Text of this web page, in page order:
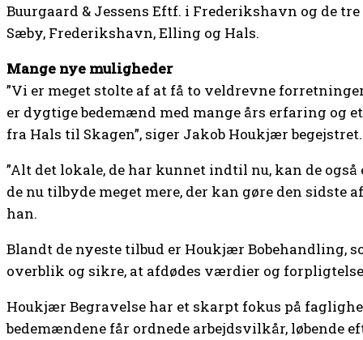
Buurgaard & Jessens Eftf. i Frederikshavn og de
Sæby, Frederikshavn, Elling og Hals.
Mange nye muligheder
”Vi er meget stolte af at få to veldrevne
er dygtige bedemænd med mange års erfaring og
fra Hals til Skagen”, siger Jakob Houkjær begejstret.
”Alt det lokale, de har kunnet indtil nu, kan de også
de nu tilbyde meget mere, der kan gøre den sidste
han.
Blandt de nyeste tilbud er Houkjær Bobehandling,
overblik og sikre, at afdødes værdier og
Houkjær Begravelse har et skarpt fokus på
bedemændene får ordnede arbejdsvilkår, løbende